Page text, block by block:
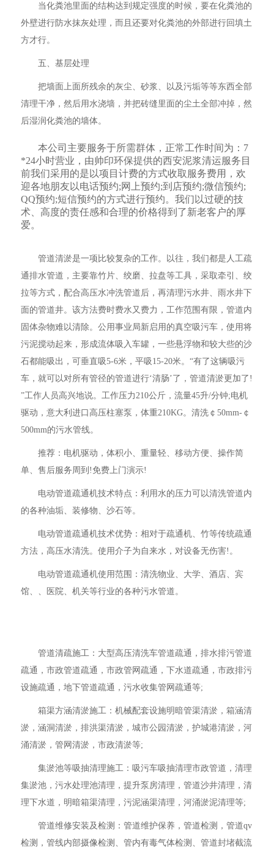
当化粪池里面的结构达到规定强度的时候，要在化粪池的
外壁进行防水抹灰处理，而且还要对化粪池的外部进行回填土
方才行。
五、基层处理
把墙面上面所残余的灰尘、砂浆、以及污垢等等东西全部
清理干净，然后用水浇墙，并把砖缝里面的尘土全部冲掉，然
后湿润化粪池的墙体。
本公司主要服务于所需群体，正常工作时间为：7
*24小时营业，由帅印环保提供的西安泥浆清运服务目
前我们采用的是以项目计费的方式收取服务费用，欢
迎各地朋友以电话预约;网上预约;到店预约;微信预约;
QQ预约;短信预约的方式进行预约。我们以过硬的技
术、高度的责任感和合理的价格得到了新老客户的厚
爱。
管道清淤是一项比较复杂的工作。以往，我们都是人工疏
通排水管道，主要靠竹片、绞磨、拉盘等工具，采取牵引、绞
拉等方式，配合高压水冲洗管道后，再清理污水井、雨水井下
面的管道井。该方法费时费水又费力，工作范围有限，管道内
固体杂物难以清除。公用事业局新启用的真空吸污车，使用将
污泥搅动起来，形成流体吸入车罐，一些悬浮物和较大些的沙
石都能吸出，可垂直吸5-6米，平吸15-20米。“有了这辆吸污
车，就可以对所有管径的管道进行‘清肠’了，管道清淤更加了!
”工作人员高兴地说。工作压力210公斤，流量45升/分钟;电机
驱动，意大利进口高压柱塞泵，体重210KG。清洗￠50mm-￠
500mm的污水管线。
推荐：电机驱动，体积小、重量轻、移动方便、操作简
单、售后服务周到!免费上门演示!
电动管道疏通机技术特点：利用水的压力可以清洗管道内
的各种油垢、装修物、沙石等。
电动管道疏通机技术优势：相对于疏通机、竹等传统疏通
方法，高压水清洗。使用介子为自来水，对设备无伤害!。
电动管道疏通机使用范围：清洗物业、大学、酒店、宾
馆、、医院、机关等行业的各种污水管道。
管道清疏施工：大型高压清洗车管道疏通，排水排污管道
疏通，市政管道疏通，市政管网疏通，下水道疏通，市政排污
设施疏通，地下管道疏通，污水收集管网疏通等;
箱渠方涵清淤施工：机械配套设施明暗管渠清淤，箱涵清
淤，涵洞清淤，排洪渠清淤，城市公园清淤，护城港清淤，河
涌清淤，管网清淤，市政清淤等;
集淤池等吸抽清理施工：吸污车吸抽清理市政管道，清理
集淤池，污水处理池清理，提升泵房清理，管道沙井清理，清
理下水道，明暗箱渠清理，污泥涵渠清理，河涌淤泥清理等;
管道维修安装及检测：管道维护保养，管道检测，管道qv
检测，管线内部摄像检测、管内有毒气体检测、管道封堵截流